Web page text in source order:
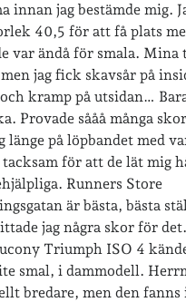
barnkläder
café &
festligheter
& svar fågelskådning
geocaching
hemsidan
lopp läsning
månadsbild
innan jag bestämde mig.
40,5 för att få plats
var ändå för smala.
jag fick skavsår på
kramp på utsidan…
Provade sååå många
länge på löpbandet med
tacksam för att de lät mig
Runners Store
är bästa, bästa
jag några skor för
Triumph ISO 4
smal, i dammodell.
bredare, men den